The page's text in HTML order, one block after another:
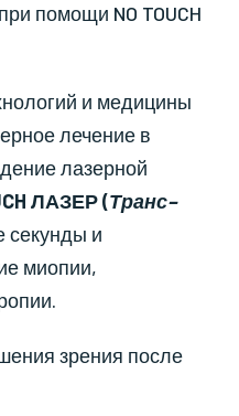
помощи NO TOUCH
и медицины
лечение в
лазерной
ЛАЗЕР (Транс–
секунды и
миопии,
зрения после